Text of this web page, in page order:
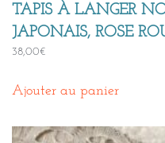
TAPIS À LANGER
JAPONAIS, ROSE
38,00€
Ajouter au panier